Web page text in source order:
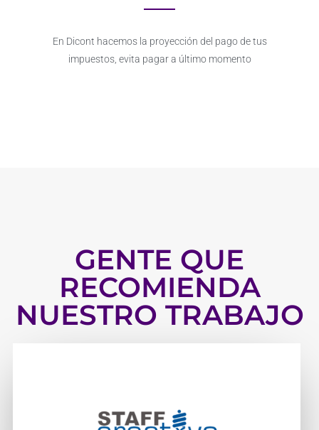
En Dicont hacemos la proyección del pago de tus
impuestos, evita pagar a último momento
GENTE QUE
RECOMIENDA
NUESTRO TRABAJO